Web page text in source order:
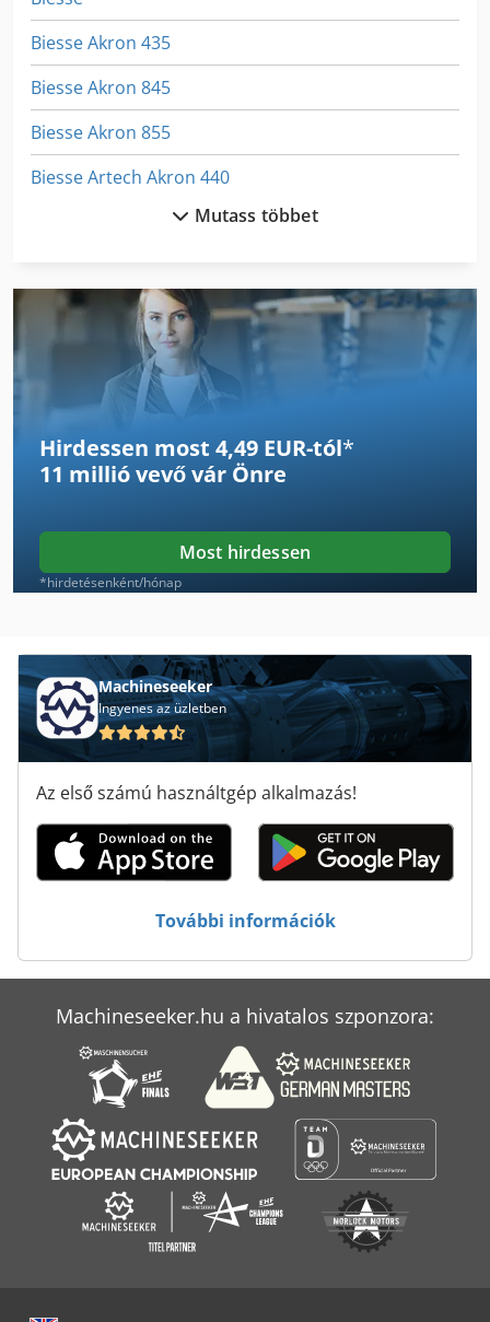
Biesse Akron 435
Biesse Akron 845
Biesse Akron 855
Biesse Artech Akron 440
Biesse Rover 15
Biesse Rover 16
Biesse Rover 18
Biesse Rover 20
Biesse Rover 22
Biesse Rover 23
Biesse Rover 27
Biesse Rover 321
Biesse Rover 322
Biesse Rover 336
Biesse Rover 342
Biesse Rover 346
Biesse Rover C
Biesse Skill 1536 G Ft
Biesse Skipper 100
Mutass többet
Hirdessen most 4,49 EUR-tól*
11 millió vevővár Önre
Most hirdessen
*hirdetésenként/hónap
Machineseeker
Ingyenes az üzletben
Az első számú használtgép alkalmazás!
További információk
Machineseeker.hu a hivatalos szponzora: